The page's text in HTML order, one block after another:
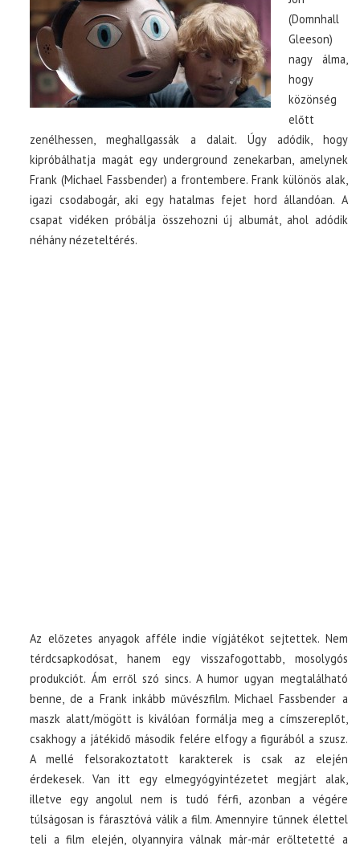
TOP10
KULISSZA
PÓLÓ RENDELÉS
(Domnhall
Gleeson)
nagy álma,
hogy
közönség
előtt
zenélhessen, meghallgassák a dalait. Úgy adódik, hogy
kipróbálhatja magát egy underground zenekarban, amelynek
Frank (Michael Fassbender) a frontembere. Frank különös alak,
igazi csodabogár, aki egy hatalmas fejet hord állandóan. A
csapat vidéken próbálja összehozni új albumát, ahol adódik
néhány nézeteltérés.
Az előzetes anyagok afféle indie vígjátékot sejtettek. Nem
térdcsapkodósat, hanem egy visszafogottabb, mosolygós
produkciót. Ám erről szó sincs. A humor ugyan megtalálható
benne, de a Frank inkább művészfilm. Michael Fassbender a
maszk alatt/mögött is kiválóan formálja meg a címszereplőt,
csakhogy a játékidő második felére elfogy a figurából a szusz.
A mellé felsorakoztatott karakterek is csak az elején
érdekesek. Van itt egy elmegyógyintézetet megjárt alak,
illetve egy angolul nem is tudó férfi, azonban a végére
túlságosan is fárasztóvá válik a film. Amennyire tűnnek élettel
teli a film elején, olyannyira válnak már-már erőltetetté a